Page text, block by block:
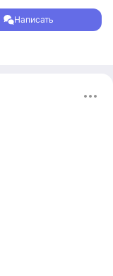
там, где мы
всё идёт не по
раскрываются.
Написать